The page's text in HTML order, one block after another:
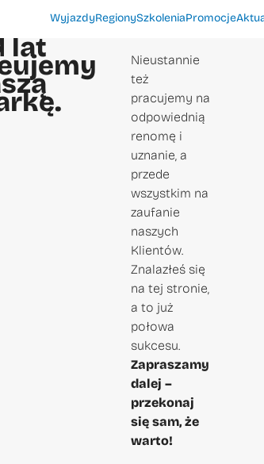
WyjazdyRegionySzkoleniaPromocje
lat
Nieustannie
też
pracujemy na
odpowiednią
renomę i
uznanie, a
przede
wszystkim na
zaufanie
naszych
Klientów.
Znalazłeś się
na tej stronie,
a to już
połowa
sukcesu.
Zapraszamy
dalej –
przekonaj
się sam, że
warto!